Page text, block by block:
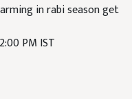
in rabi season get
PM IST